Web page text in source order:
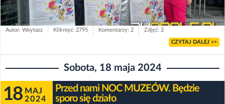
Autor: Woytazz Kliknięć: 2795 Komentarzy: 2 Zdjęć: 2
CZYTAJ DALEJ >>
Sobota, 18 maja 2024
18 MAJ
2024
Przed nami NOC MUZEÓW. Będzie
sporo się działo